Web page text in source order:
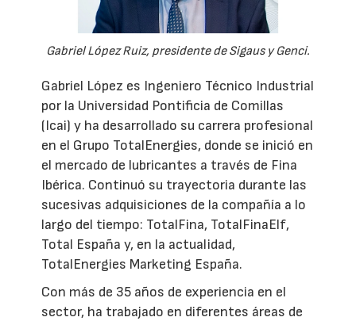
Gabriel López Ruiz, presidente de Sigaus y Genci.
Gabriel López es Ingeniero Técnico Industrial
por la Universidad Pontificia de Comillas
(Icai) y ha desarrollado su carrera profesional
en el Grupo TotalEnergies, donde se inició en
el mercado de lubricantes a través de Fina
Ibérica. Continuó su trayectoria durante las
sucesivas adquisiciones de la compañía a lo
largo del tiempo: TotalFina, TotalFinaElf,
Total España y, en la actualidad,
TotalEnergies Marketing España.
Con más de 35 años de experiencia en el
sector, ha trabajado en diferentes áreas de